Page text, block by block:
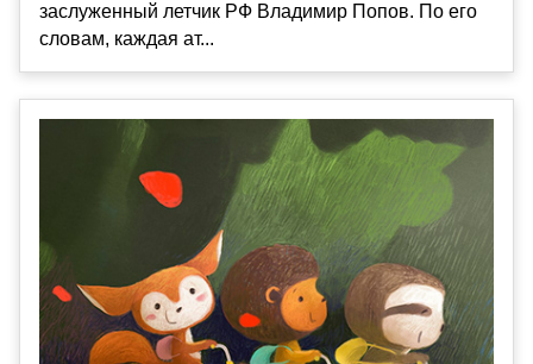
заслуженный летчик РФ Владимир Попов. По его
словам, каждая ат...